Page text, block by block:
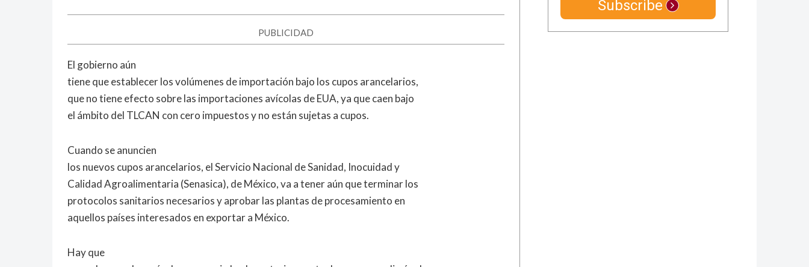
PUBLICIDAD
El gobierno aún
tiene que establecer los volúmenes de importación bajo los cupos arancelarios,
que no tiene efecto sobre las importaciones avícolas de EUA, ya que caen bajo
el ámbito del TLCAN con cero impuestos y no están sujetas a cupos.
Cuando se anuncien
los nuevos cupos arancelarios, el Servicio Nacional de Sanidad, Inocuidad y
Calidad Agroalimentaria (Senasica), de México, va a tener aún que terminar los
protocolos sanitarios necesarios y aprobar las plantas de procesamiento en
aquellos países interesados en exportar a México.
Hay que
Subscribe